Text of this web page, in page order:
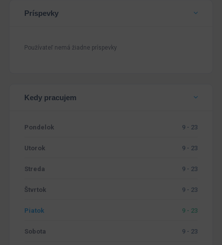
Príspevky
Používateľ nemá žiadne príspevky
Kedy pracujem
Pondelok 9 - 23
Utorok 9 - 23
Streda 9 - 23
Štvrtok 9 - 23
Piatok 9 - 23
Sobota 9 - 23